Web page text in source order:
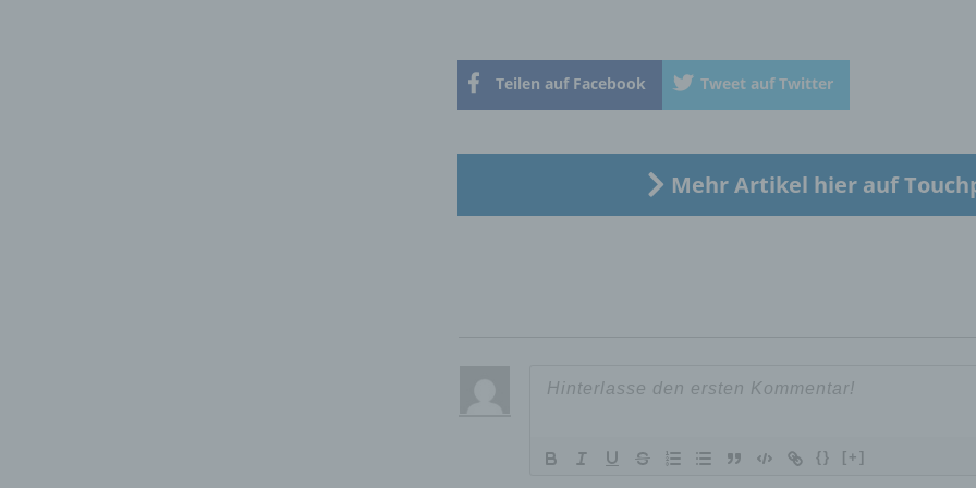
Teilen auf Facebook Tweet auf Twitter
Mehr Artikel hier auf
{} [+]
Verarbeitung ist jeder mit oder ohne Hilfe automatisierter
ausgeführte Vorgang oder jede solche Vorgangsreihe im
Zusammenhang mit personenbezogenen Daten wie das
Einschränkung der Verarbeitung ist die Markierung